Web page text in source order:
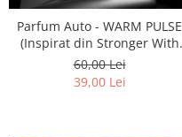
Parfum Auto - WARM PULSE
(Inspirat din Stronger With
You - Armani)
60,00 Lei
39,00 Lei